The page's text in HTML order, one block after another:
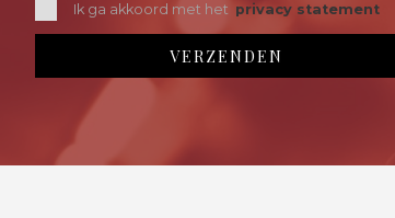
Ik ga akkoord met het privacy statement